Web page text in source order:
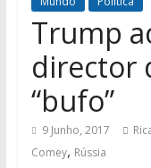
Trump
director
“bufo”
9 Junho, 2017
Comey, Rússia